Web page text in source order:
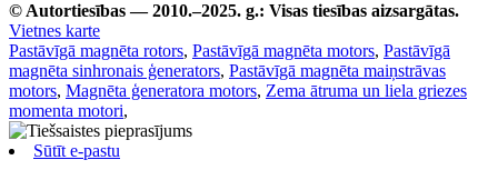
© Autortiesības — 2010.–2025. g.: Visas tiesības aizsargātas.
Vietnes karte
Pastāvīgā magnēta rotors, Pastāvīgā magnēta motors, Pastāvīgā
magnēta sinhronais ģenerators, Pastāvīgā magnēta maiņstrāvas
motors, Magnēta ģeneratora motors, Zema ātruma un liela griezes
momenta motori,
Sūtīt e-pastu